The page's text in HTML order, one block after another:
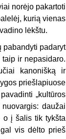
norėjo pakartoti
kurią vienas
lėkštu.
pabandyti padaryt
ir nepasidaro.
kanonišką ir
priešlapiuose
„kultūros
daužai
o į šalis tik tykšta
vis dėlto prieš